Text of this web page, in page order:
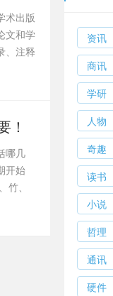
术出版
文和学
、注释
！
哪几
开始
、
资讯
商讯
学研
人物
奇趣
读书
小说
哲理
通讯
硬件